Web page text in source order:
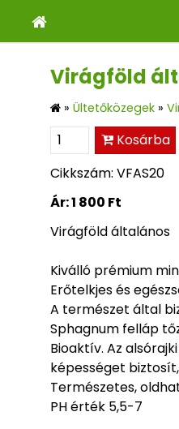
Virágföld
» Ültetőközegek »
Kosárba
Cikkszám: VFAS20
Ár:1 800 Ft
Virágföld általános
Kiválló prémium
Erőtelkjes és
A természet által
Sphagnum felláp
Bioaktív. Az
képességet
Természetes,
PH érték 5,5-7